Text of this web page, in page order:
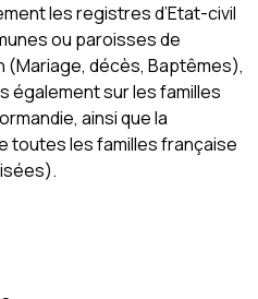
les registres d’Etat-civil
ou paroisses de
(Mariage, décès, Baptêmes),
également sur les familles
ainsi que la
toutes les familles française